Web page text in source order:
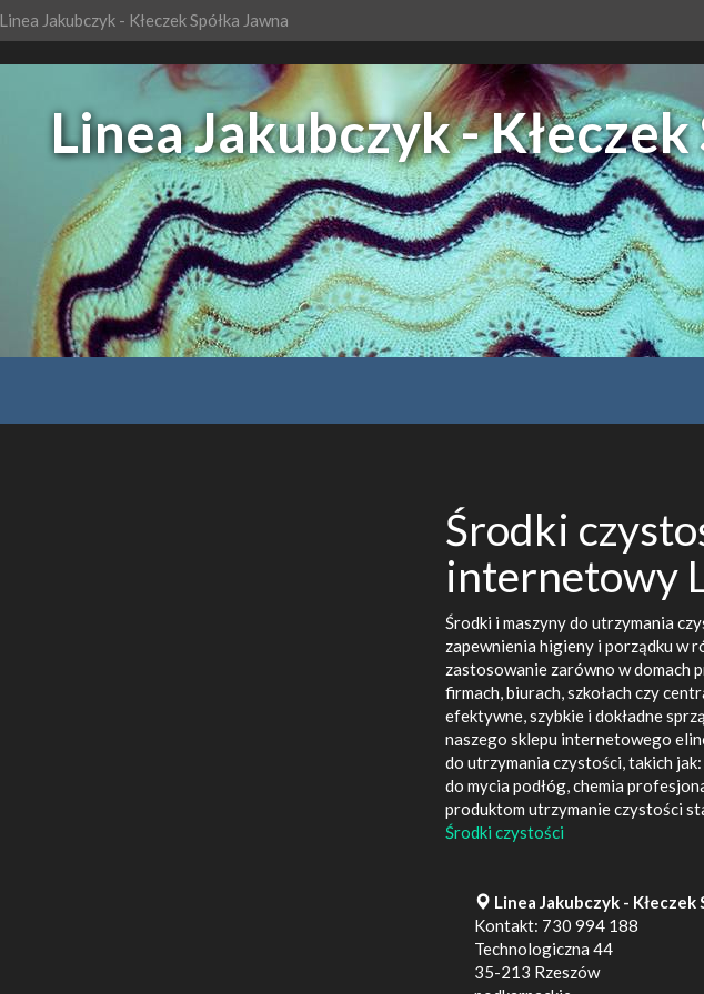
Linea Jakubczyk - Kłeczek Spółka Jawna
Linea Jakubczyk - Kłeczek
Środki
internetowy
Środki i maszyny do utrzymania
zapewnienia higieny i porządku w
zastosowanie zarówno w domach
firmach, biurach, szkołach czy
efektywne, szybkie i dokładne
naszego sklepu internetowego
do utrzymania czystości, takich
do mycia podłóg, chemia
produktom utrzymanie czystości
Środki czystości
Linea Jakubczyk - Kłeczek
Kontakt: 730 994 188
Technologiczna 44
35-213 Rzeszów